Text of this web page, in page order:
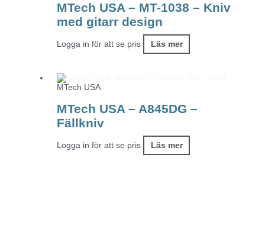
MTech USA – MT-1038 – Kniv
med gitarr design
Logga in för att se pris Läs mer
MTech USA
MTech USA – A845DG –
Fällkniv
Logga in för att se pris Läs mer